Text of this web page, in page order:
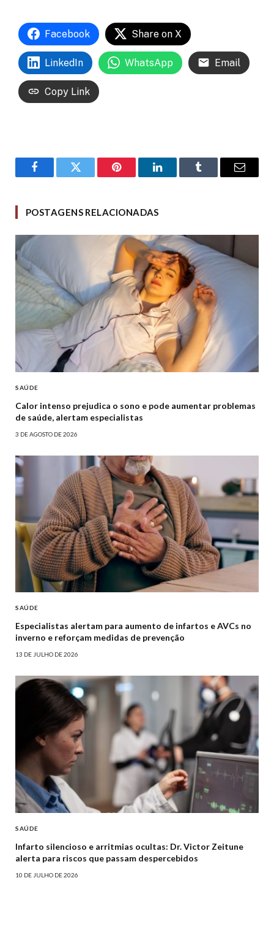
Facebook Share on X
LinkedIn WhatsApp Email
Copy Link
FacebookTwitter Pinterest LinkedInTumblr Email
POSTAGENS RELACIONADAS
SAÚDE
Calor intenso prejudica o sono e pode aumentar problemas
de saúde, alertam especialistas
3 DE AGOSTO DE 2026
SAÚDE
Especialistas alertam para aumento de infartos e AVCs no
inverno e reforçam medidas de prevenção
13 DE JULHO DE 2026
SAÚDE
Infarto silencioso e arritmias ocultas: Dr. Victor Zeitune
alerta para riscos que passam despercebidos
10 DE JULHO DE 2026